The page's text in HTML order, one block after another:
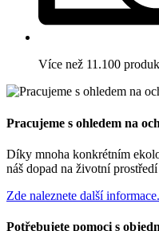
Více než 11.100
Pracujeme s ohledem na
Díky mnoha konkrétním
náš dopad na životní
Zde naleznete další informace.
Potřebujete pomoci s